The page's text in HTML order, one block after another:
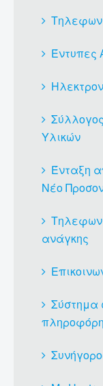
Έντυπες
Υλικών
Ένταξη
Νέο
ανάγκης
Σύστημα